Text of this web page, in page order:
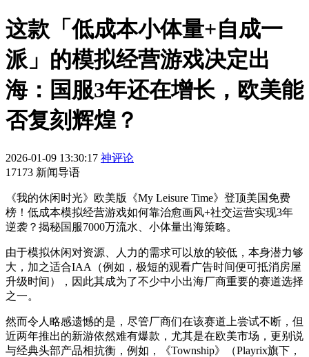
这款「低成本小体量+自成一
派」的模拟经营游戏决定出
海：国服3年还在增长，欧美能
否复刻辉煌？
2026-01-09 13:30:17 神评论
17173 新闻导语
《我的休闲时光》欧美版《My Leisure Time》登顶美国免费
榜！低成本模拟经营游戏如何靠治愈画风+社交运营实现3年
逆袭？揭秘国服7000万流水、小体量出海策略。
由于模拟休闲对资源、人力的需求可以放的较低，本身潜力够
大，加之适合IAA（例如，极短的观看广告时间便可抵消房屋
升级时间），因此其成为了不少中小出海厂商重要的赛道选择
之一。
然而令人略感遗憾的是，尽管厂商们在该赛道上尝试不断，但
近两年推出的新游依然难有爆款，尤其是在欧美市场，更别说
与经典头部产品相抗衡，例如，《Township》（Playrix旗下，